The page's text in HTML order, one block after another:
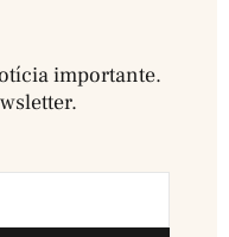
importante.